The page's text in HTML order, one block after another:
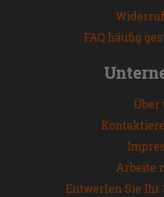
FAQ häufig
Über
Arbeite
Entwerfen Sie Ihr